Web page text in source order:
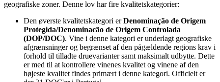
geografiske zoner. Denne lov har fire kvalitetskategorier:
Den øverste kvalitetskategori erDenominação de Origem
Protegida/Denominacão de Origem Controlada
(DOP/DOC). Vine i denne kategori er underlagt geografiske
afgrænsninger og begrænset af den pågældende regions krav i
forhold til tilladte druevarianter samt maksimalt udbytte. Dette
er med til at kontrollere vinenes kvalitet og vinene af den
højeste kvalitet findes primært i denne kategori. Officielt er